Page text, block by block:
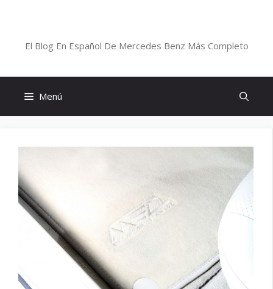
El Blog En Español De Mercedes Benz Más Completo
Menú